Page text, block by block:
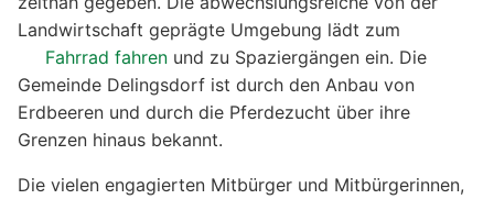
Landwirtschaft geprägte Umgebung lädt zum
Fahrrad fahren und zu Spaziergängen ein. Die
Gemeinde Delingsdorf ist durch den Anbau von
Erdbeeren und durch die Pferdezucht über ihre
Grenzen hinaus bekannt.
Die vielen engagierten Mitbürger und Mitbürgerinnen,